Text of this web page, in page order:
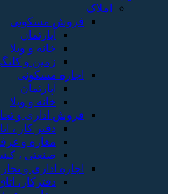
املاک
فروش مسکونی
آپارتمان
خانه و ویلا
زمین و
اجاره مسکونی
آپارتمان
خانه و ویلا
فروش اداری و
دفتر کار ،
مغازه و
صنعتی ،
اجاره اداری و
دفترکار،